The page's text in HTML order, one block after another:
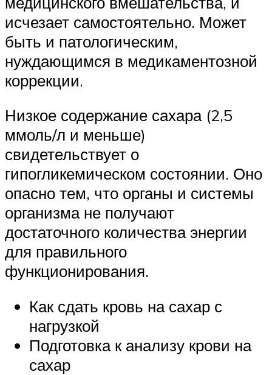
исчезает самостоятельно. Может
быть и патологическим,
нуждающимся в медикаментозной
коррекции.
Низкое содержание сахара (2,5
ммоль/л и меньше)
свидетельствует о
гипогликемическом состоянии. Оно
опасно тем, что органы и системы
организма не получают
достаточного количества энергии
для правильного
функционирования.
Как сдать кровь на сахар с
нагрузкой
Подготовка к анализу крови на
сахар